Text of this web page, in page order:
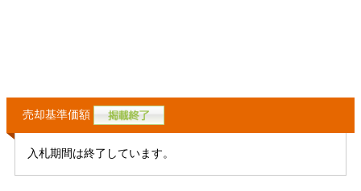
売却基準価額
入札期間は終了しています。